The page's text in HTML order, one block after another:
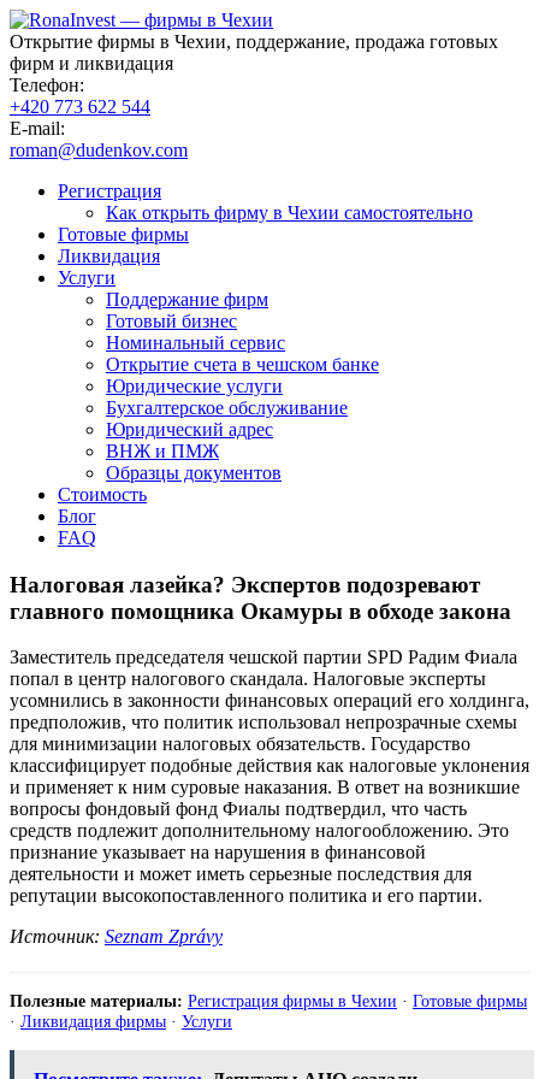
Открытие фирмы в Чехии, поддержание, продажа готовых
фирм и ликвидация
Телефон:
+420 773 622 544
E-mail:
roman@dudenkov.com
Регистрация
Как открыть фирму в Чехии самостоятельно
Готовые фирмы
Ликвидация
Услуги
Поддержание фирм
Готовый бизнес
Номинальный сервис
Открытие счета в чешском банке
Юридические услуги
Бухгалтерское обслуживание
Юридический адрес
ВНЖ и ПМЖ
Образцы документов
Стоимость
Блог
FAQ
Налоговая лазейка? Экспертов подозревают
главного помощника Окамуры в обходе закона
Заместитель председателя чешской партии SPD Радим Фиала
попал в центр налогового скандала. Налоговые эксперты
усомнились в законности финансовых операций его холдинга,
предположив, что политик использовал непрозрачные схемы
для минимизации налоговых обязательств. Государство
классифицирует подобные действия как налоговые уклонения
и применяет к ним суровые наказания. В ответ на возникшие
вопросы фондовый фонд Фиалы подтвердил, что часть
средств подлежит дополнительному налогообложению. Это
признание указывает на нарушения в финансовой
деятельности и может иметь серьезные последствия для
репутации высокопоставленного политика и его партии.
Источник: Seznam Zprávy
Полезные материалы: Регистрация фирмы в Чехии · Готовые фирмы
· Ликвидация фирмы · Услуги